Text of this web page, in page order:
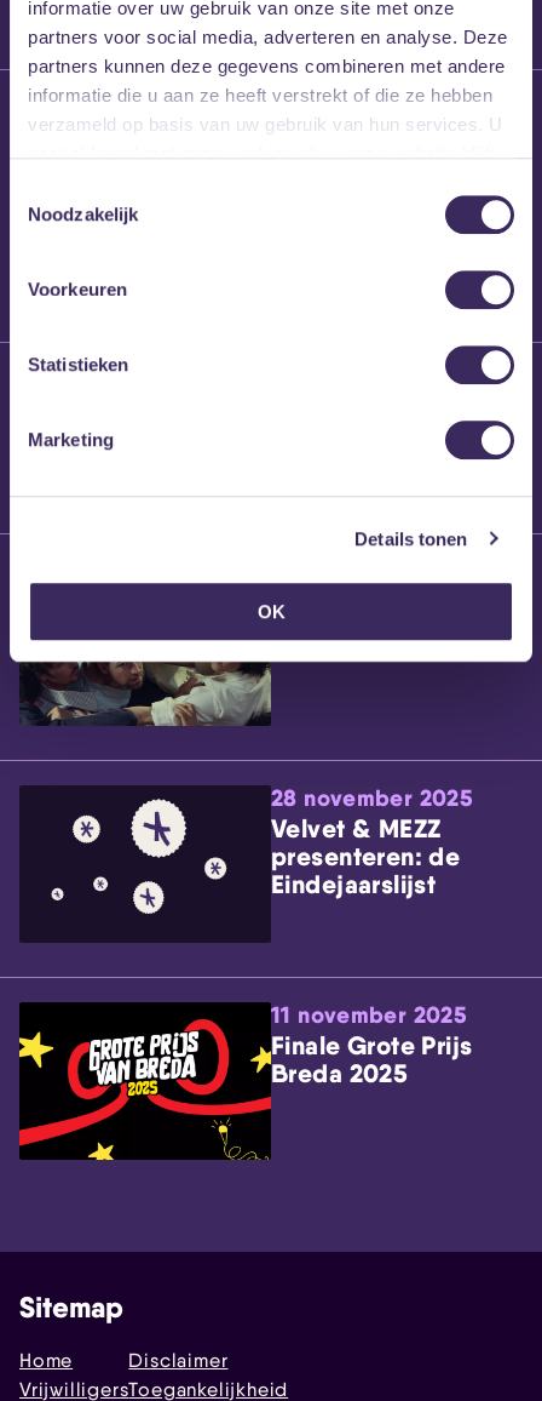
informatie over uw gebruik van onze site met onze
partners voor social media, adverteren en analyse. Deze
partners kunnen deze gegevens combineren met andere
informatie die u aan ze heeft verstrekt of die ze hebben
verzameld op basis van uw gebruik van hun services. U
Noodzakelijk
Voorkeuren
Statistieken
Marketing
Details tonen
OK
26 maart 2026
Willem’s Blog: High
Brennt Vanneste
Willem’s Blog: Ão
28 november 2025
Velvet & MEZZ
presenteren: de
Eindejaarslijst
11 november 2025
Finale Grote Prijs
Breda 2025
Sitemap
Home
Vrijwilligers
Disclaimer
Toegankelijkheid